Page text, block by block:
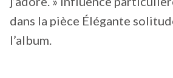
dans la pièce Élégante
l’album.